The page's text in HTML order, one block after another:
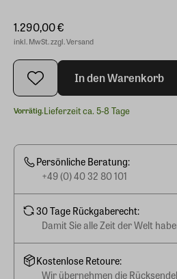
1.290,00 €
inkl. MwSt. zzgl. Versand
In den Warenkorb
Vorrätig.Lieferzeit ca. 5-8 Tage
Persönliche Beratung:
+49 (0) 40 32 80 101
30 Tage Rückgaberecht:
Damit Sie alle Zeit der Welt
Kostenlose Retoure:
Wir übernehmen die